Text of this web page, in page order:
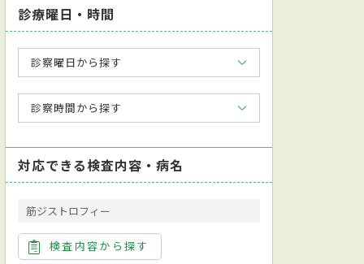
診療曜日・時間
診察曜日から探す
診察時間から探す
対応できる検査内容・病名
筋ジストロフィー
検査内容から探す